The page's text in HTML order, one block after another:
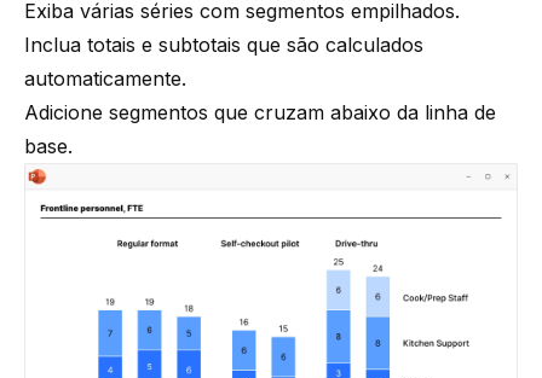
Exiba várias séries com segmentos empilhados.
Inclua totais e subtotais que são calculados
automaticamente.
Adicione segmentos que cruzam abaixo da linha de
base.